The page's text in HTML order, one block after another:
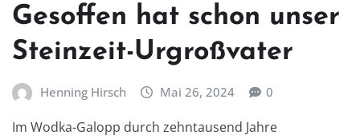
Gesoffen hat schon unser
Steinzeit-Urgroßvater
Henning Hirsch Mai 26, 2024 0
Im Wodka-Galopp durch zehntausend Jahre